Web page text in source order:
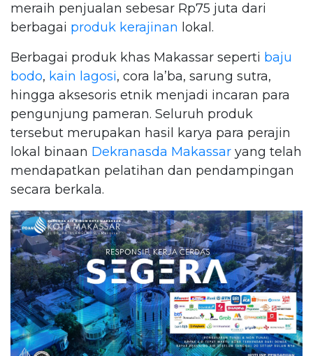
meraih penjualan sebesar Rp75 juta dari
berbagai produk kerajinan lokal.
Berbagai produk khas Makassar seperti baju
bodo, kain lagosi, cora la’ba, sarung sutra,
hingga aksesoris etnik menjadi incaran para
pengunjung pameran. Seluruh produk
tersebut merupakan hasil karya para perajin
lokal binaan Dekranasda Makassar yang telah
mendapatkan pelatihan dan pendampingan
secara berkala.